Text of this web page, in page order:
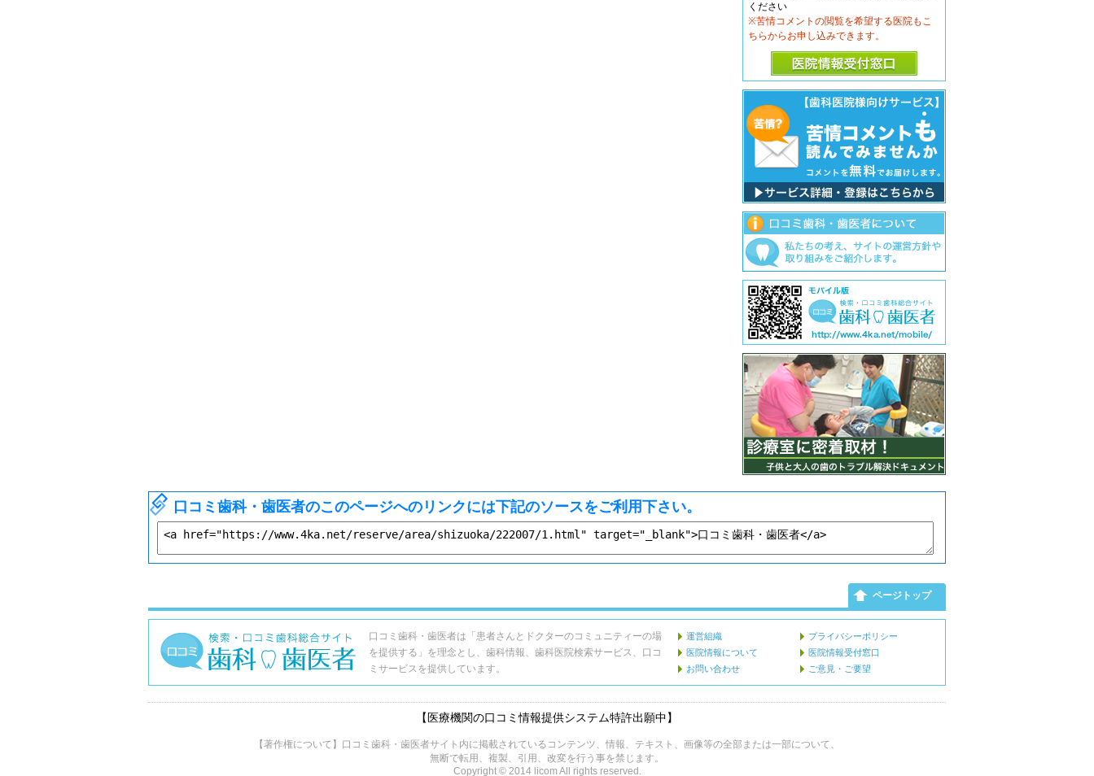
ください
※苦情コメントの閲覧を希望する医院もこ
ちらからお申し込みできます。
口コミ歯科・歯医者のこのページへのリンクには下記のソースをご利用下さい。
ページトップ
口コミ歯科・歯医者は「患者さんとドクターのコミュニティーの場
を提供する」を理念とし、歯科情報、歯科医院検索サービス、口コ
ミサービスを提供しています。
運営組織
プライバシーポリシー
医院情報について
医院情報受付窓口
お問い合わせ
ご意見・ご要望
【医療機関の口コミ情報提供システム特許出願中】
【著作権について】口コミ歯科・歯医者サイト内に掲載されているコンテンツ、情報、テキスト、画像等の全部または一部について、
無断で転用、複製、引用、改変を行う事を禁じます。
Copyright © 2014 licom All rights reserved.